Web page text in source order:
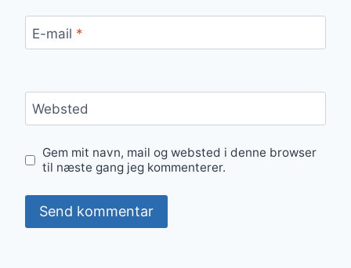
E-mail *
Websted
Gem mit navn, mail og websted i denne browser
til næste gang jeg kommenterer.